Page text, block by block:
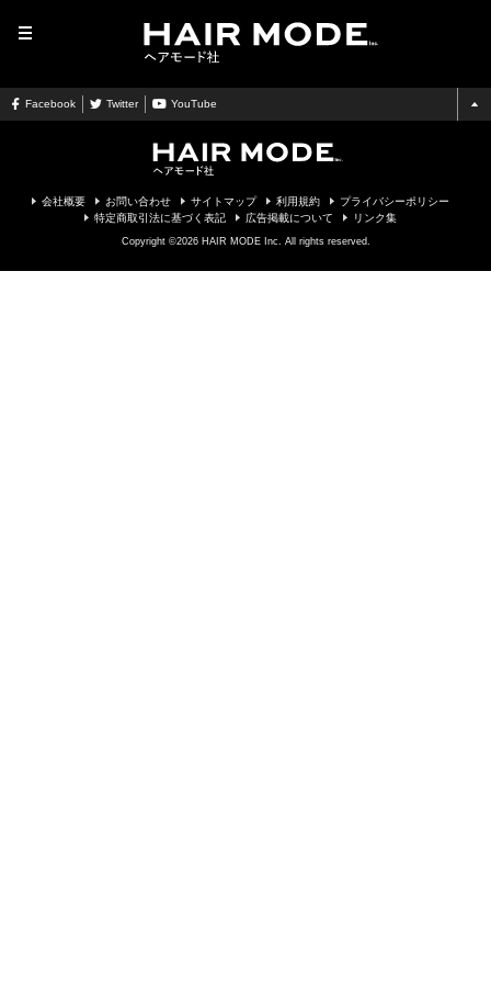
Facebook Twitter YouTube
会社概要 お問い合わせ サイトマップ 利用規約
プライバシーポリシー
特定商取引法に基づく表記
広告掲載について リンク集
Copyright ©2026 HAIR MODE Inc. All rights reserved.